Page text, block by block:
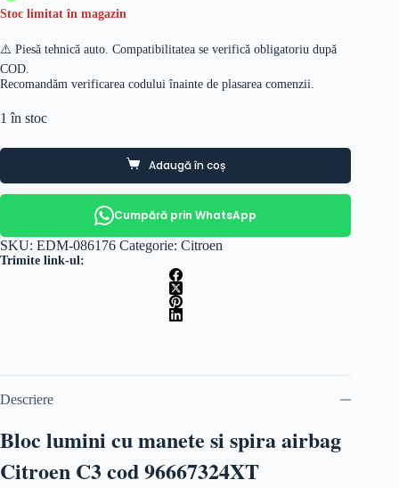
Stoc limitat în magazin
⚠️ Piesă tehnică auto. Compatibilitatea se verifică obligatoriu după
COD.
Recomandăm verificarea codului înainte de plasarea comenzii.
1 în stoc
Adaugă în coș
Cumpără prin WhatsApp
SKU: EDM-086176 Categorie: Citroen
Trimite link-ul:
Descriere
Bloc lumini cu manete si spira airbag
Citroen C3 cod 96667324XT